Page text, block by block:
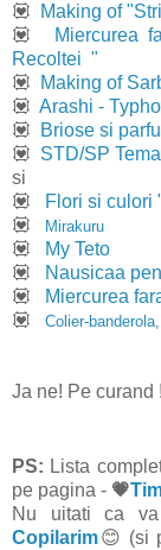
💟
Making of
💟
Miercurea
Recoltei "
💟
Making of
💟 Arashi -
💟
Briose si
💟 STD/SP
si
💟
Flori si culori
💟
Mirakuru
💟
My Teto
💟
Nausicaa
💟
Miercurea
💟 Colier-
Ja ne! Pe curand
PS: Lista
pe pagina - 💗
Nu uitati ca
Copilarim😊 (si